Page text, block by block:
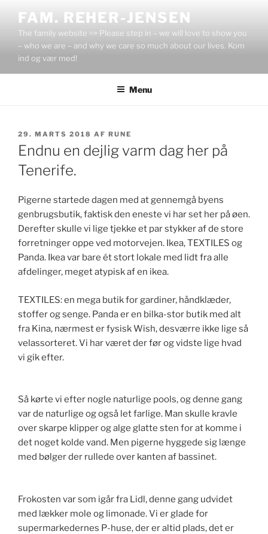
indhold
FAM. REHER-JENSEN
The family website => Please step in – we will love to show you
– who we are – and why we care so much about our lives. Kom
ind og vær med!
Menu
UDGIVET
DEN
29. MARTS 2018 AF RUNE
Endnu en dejlig varm dag her på
Tenerife.
Pigerne startede dagen med at gennemgå byens
genbrugsbutik, faktisk den eneste vi har set her på øen.
Derefter skulle vi lige tjekke et par stykker af de store
forretninger oppe ved motorvejen. Ikea, TEXTILES og
Panda. Ikea var bare ét stort lokale med lidt fra alle
afdelinger, meget atypisk af en ikea.
TEXTILES: en mega butik for gardiner, håndklæder,
stoffer og senge. Panda er en bilka-stor butik med alt
fra Kina, nærmest er fysisk Wish, desværre ikke lige så
velassorteret. Vi har været der før og vidste lige hvad
vi gik efter.
Så kørte vi efter nogle naturlige pools, og denne gang
var de naturlige og også let farlige. Man skulle kravle
over skarpe klipper og alge glatte sten for at komme i
det noget kolde vand. Men pigerne hyggede sig længe
med bølger der rullede over kanten af bassinet.
Frokosten var som igår fra Lidl, denne gang udvidet
med lækker mole og limonade. Vi er glade for
supermarkedernes P-huse, der er altid plads, det er